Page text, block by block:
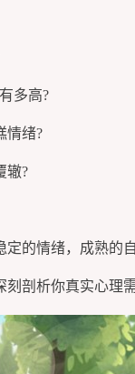
多高?
情绪?
辙?
的情绪，成熟的
剖析你真实心理